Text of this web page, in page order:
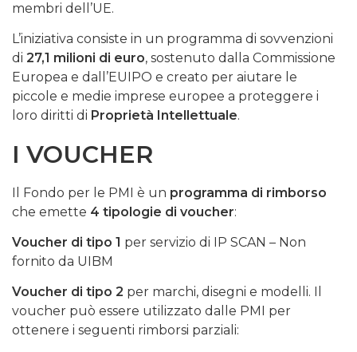
membri dell’UE.
L’iniziativa consiste in un programma di sovvenzioni
di 27,1 milioni di euro, sostenuto dalla Commissione
Europea e dall’EUIPO e creato per aiutare le
piccole e medie imprese europee a proteggere i
loro diritti di Proprietà Intellettuale.
I VOUCHER
Il Fondo per le PMI è un programma di rimborso
che emette 4 tipologie di voucher:
Voucher di tipo 1 per servizio di IP SCAN – Non
fornito da UIBM
Voucher di tipo 2 per marchi, disegni e modelli. Il
voucher può essere utilizzato dalle PMI per
ottenere i seguenti rimborsi parziali: